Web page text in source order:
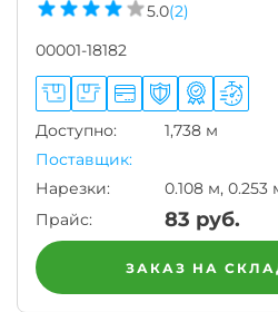
5.0(2)
00001-18182
Доступно:
1,738 м
Поставщик:
Нарезки:
0.108 м,
Прайс:
83 руб.
ЗАКАЗ НА